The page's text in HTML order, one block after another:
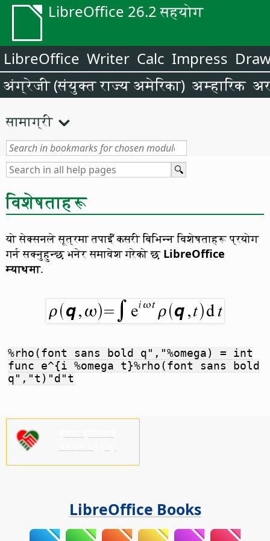
LibreOffice 26.2 सहयोग
LibreOffice Writer Calc Impress
अंग्रेजी (संयुक्त राज्य अमेरिका) अम्हारिक
सामाग्री
विशेषताहरू
यो सेक्सनले सूत्रमा तपाईँ कसरी बिभिन्न विशेषताहरू प्रयोग
गर्न सक्नुहुन्छ भनेर समावेश गरेको छ LibreOffice
म्याथमा.
%rho(font sans bold q","%omega) = int
func e^{i %omega t}%rho(font sans bold
q","t)"d"t
LibreOffice Books